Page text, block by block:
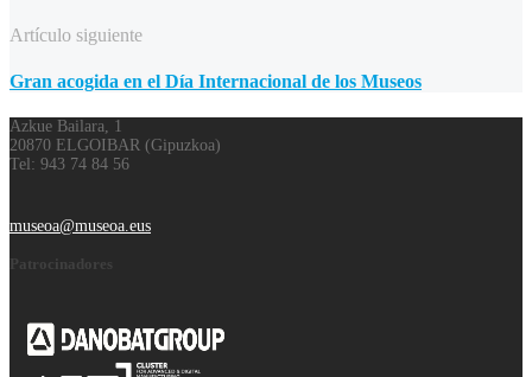
Artículo siguiente
Gran acogida en el Día Internacional de los Museos
Azkue Bailara, 1
20870 ELGOIBAR (Gipuzkoa)
Tel: 943 74 84 56
museoa@museoa.eus
Patrocinadores